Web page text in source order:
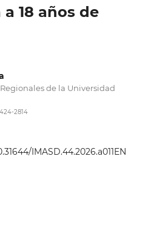
18 años de
de la Universidad
2814
IMASD.44.2026.a011EN